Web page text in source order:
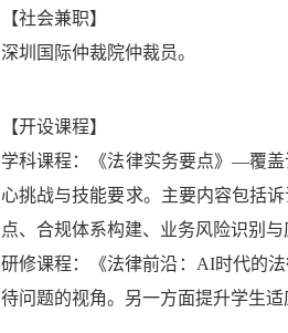
【社会兼职】
深圳国际仲裁院仲裁员。
【开设课程】
学科课程：《法律实务要点》—覆
心挑战与技能要求。主要内容包括
点、合规体系构建、业务风险识别
研修课程：《法律前沿：AI时代的
待问题的视角。另一方面提升学生适